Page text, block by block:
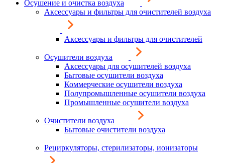
Осушение и очистка воздуха
Аксессуары и фильтры для очистителей воздуха
Аксессуары и фильтры для очистителей
Осушители воздуха
Аксессуары для осушителей воздуха
Бытовые осушители воздуха
Коммерческие осушители воздуха
Полупромышленные осушители воздуха
Промышленные осушители воздуха
Очистители воздуха
Бытовые очистители воздуха
Рециркуляторы, стерилизаторы, ионизаторы